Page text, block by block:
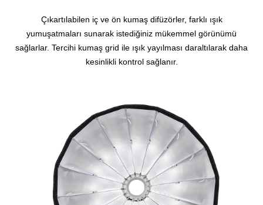
Çıkartılabilen iç ve ön kumaş difüzörler, farklı ışık
yumuşatmaları sunarak istediğiniz mükemmel görünümü
sağlarlar. Tercihi kumaş grid ile ışık yayılması daraltılarak daha
kesinlikli kontrol sağlanır.